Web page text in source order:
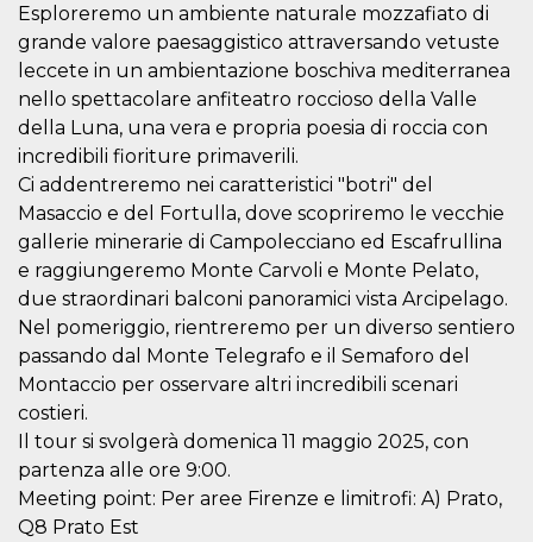
Esploreremo un ambiente naturale mozzafiato di
grande valore paesaggistico attraversando vetuste
leccete in un ambientazione boschiva mediterranea
nello spettacolare anfiteatro roccioso della Valle
della Luna, una vera e propria poesia di roccia con
incredibili fioriture primaverili.
Ci addentreremo nei caratteristici "botri" del
Masaccio e del Fortulla, dove scopriremo le vecchie
gallerie minerarie di Campolecciano ed Escafrullina
e raggiungeremo Monte Carvoli e Monte Pelato,
due straordinari balconi panoramici vista Arcipelago.
Nel pomeriggio, rientreremo per un diverso sentiero
passando dal Monte Telegrafo e il Semaforo del
Montaccio per osservare altri incredibili scenari
costieri.
Il tour si svolgerà domenica 11 maggio 2025, con
partenza alle ore 9:00.
Meeting point: Per aree Firenze e limitrofi: A) Prato,
Q8 Prato Est
cookie di
Script.com
funzioni
correttamente.
Storage declaration
Storage
type
fbssls_314278995690155
Session
storage
wpEmojiSettingsSupports
Session
storage
storage
Nome